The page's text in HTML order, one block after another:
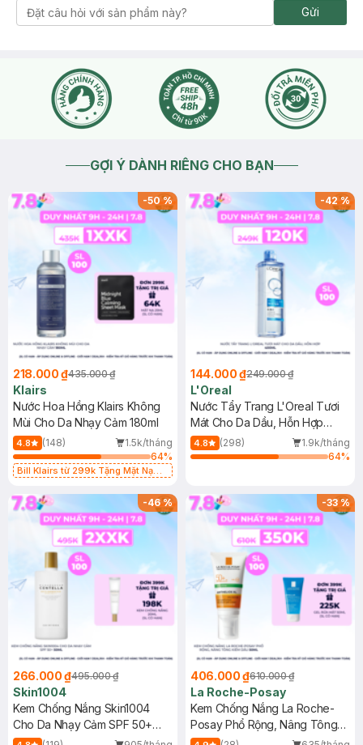
Gửi
GỢI Ý DÀNH RIÊNG CHO BẠN
-50%
218.000 ₫435.000 ₫
Klairs
Nước Hoa Hồng Klairs Không
Mùi Cho Da Nhạy Cảm 180ml
4.8 (148)
1.5k/tháng
64%
Bill Klairs từ 299k Tặng Mặt Nạ
25ml (SL Có Hạn)
-42%
144.000 ₫249.000 ₫
L'Oreal
Nước Tẩy Trang L'Oreal Tươi
Mát Cho Da Dầu, Hỗn Hợp
400ml
4.8 (298)
1.9k/tháng
64%
-46%
266.000 ₫495.000 ₫
Skin1004
Kem Chống Nắng Skin1004
Cho Da Nhạy Cảm SPF 50+
50ml
-33%
406.000 ₫610.000 ₫
La Roche-Posay
Kem Chống Nắng La Roche-
Posay Phổ Rộng, Nâng Tông
Kiềm Dầu 50ml